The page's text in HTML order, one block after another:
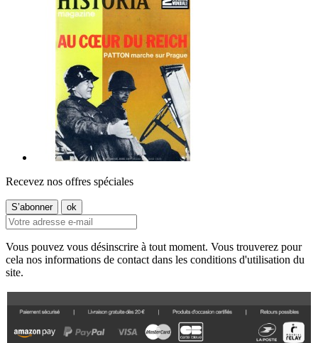
Recevez nos offres spéciales
Vous pouvez vous désinscrire à tout moment. Vous trouverez pour
cela nos informations de contact dans les conditions d'utilisation du
site.